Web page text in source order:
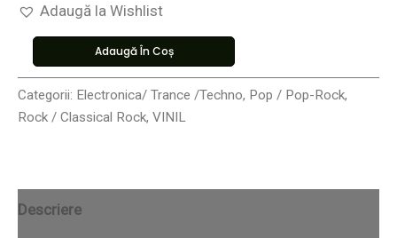
Adaugă la Wishlist
Adaugă În Coș
Categorii: Electronica/ Trance /Techno, Pop / Pop-Rock,
Rock / Classical Rock, VINIL
Descriere